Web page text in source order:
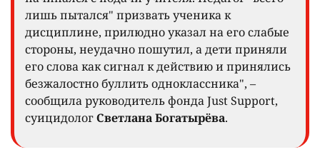
лишь пытался" призвать ученика к
дисциплине, прилюдно указал на его слабые
стороны, неудачно пошутил, а дети приняли
его слова как сигнал к действию и принялись
безжалостно буллить одноклассника", –
сообщила руководитель фонда Just Support,
суицидологСветлана Богатырёва.